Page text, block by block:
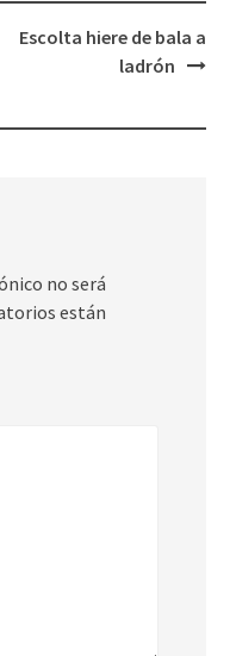
Escolta hiere de bala a
ladrón
no será
están